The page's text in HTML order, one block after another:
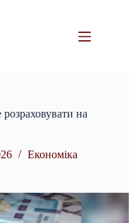
на
Економіка